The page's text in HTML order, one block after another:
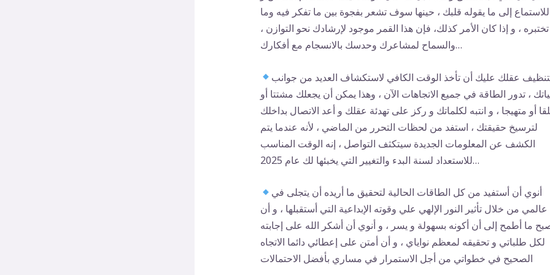
للاستماع إلى ما يقوله قلبك ، حينها سوف تشعر بفجوة بين ما تفكر فيه وما
تختبره ، و إذا كان الأمر كذلك، فإن هذا القمر موجود لإرشادك نحو التوازن ،
والسماح لمشاعرك وحدسك بالانسجام مع أفكارك…
عقلك عليك أن تأخذ الوقت الكافي لاستكشاف العديد من جوانب
، تدور الطاقة في جميع الاتجاهات الآن ، وهذا يمكن أن يجعلك مشتتا أو
أو متهيجا ، و انتبه لكلماتك و ركز على تهدئة عقلك و أعد الاتصال بداخلك
لترسيخ حقيقتك ، استفد من لحظات التحرر من الماضي ، لأنه عندما يتم
الكشف عن المعلومات الجديدة سيتكثف التواصل ، إنه الوقت المناسب
للاستعداد لسنة البدء والتغيير التي يخبئها لك عام 2025…
أنوي أن أستفيد من كل الطاقات الحالية لتحقيق ما أريده أن يتجلى في
عالمي من خلال تأثير النور الإلهي علي وقوته الإبداعية التي أستقبلها ، و أن
ما أطمح إلى أن أكونه بسهولة و يسر ، و أنوي أن أشكر الله على إجابته
لكل طلباتي و تحقيقه لمعظم نواياي ، و أن أمتن على إعطائي دائما الاتجاه
الصحيح في خطواتي من أجل الاستمرار في مساري بأفضل الاحتمالات